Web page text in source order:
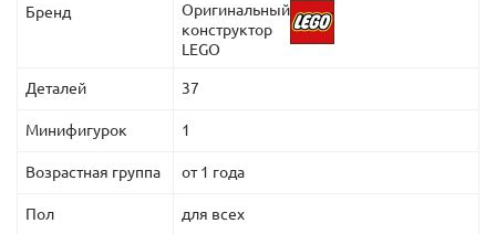
Бренд
Оригинальный
конструктор
LEGO
Деталей 37
Минифигурок 1
Возрастная группа от 1 года
Пол для всех